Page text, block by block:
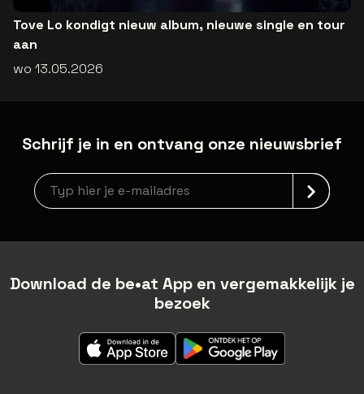
Tove Lo kondigt nieuw album, nieuwe single en tour
aan
wo 13.05.2026
Schrijf je in en ontvang onze nieuwsbrief
Nieuwsbrief aanmelding
Download de be•at App en vergemakkelijk je
bezoek